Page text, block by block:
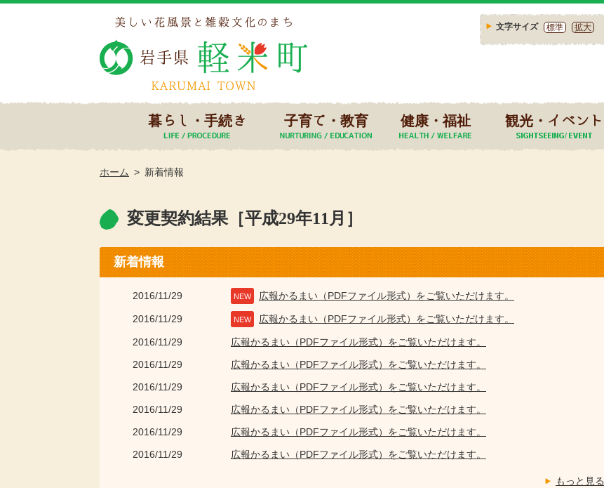
文字サイズ 標準 拡大
暮らし・手続き 子育て・教育 健康・福祉 観光・イベント
ホーム 新着情報
変更契約結果［平成29年11月］
新着情報
2016/11/29 NEW 広報かるまい（PDFファイル形式）をご覧いただけます。
2016/11/29 NEW 広報かるまい（PDFファイル形式）をご覧いただけます。
2016/11/29
広報かるまい（PDFファイル形式）をご覧いただけます。
2016/11/29
広報かるまい（PDFファイル形式）をご覧いただけます。
2016/11/29
広報かるまい（PDFファイル形式）をご覧いただけます。
2016/11/29
広報かるまい（PDFファイル形式）をご覧いただけます。
2016/11/29
広報かるまい（PDFファイル形式）をご覧いただけます。
2016/11/29
広報かるまい（PDFファイル形式）をご覧いただけます。
もっと見る